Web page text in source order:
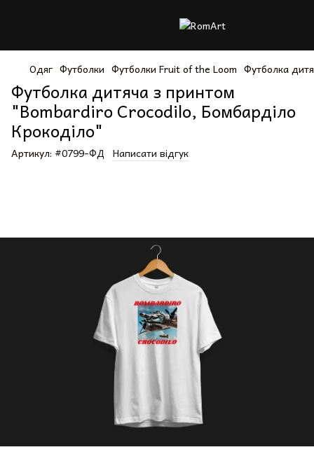
Одяг Футболки Футболки Fruit of the Loom Футболка
Футболка дитяча з принтом
"Bombardiro Crocodilo, Бомбарділо
Крокоділо"
Артикул: #0799-ФД Написати відгук